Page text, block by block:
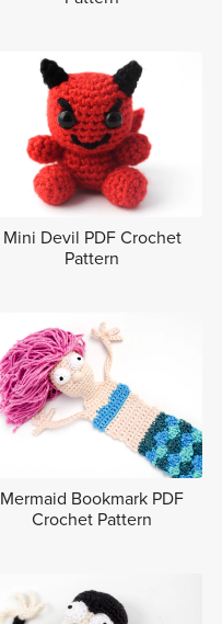
Mini Devil PDF Crochet
Pattern
Mermaid Bookmark PDF
Crochet Pattern